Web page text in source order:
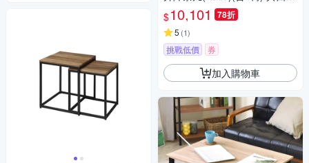
120X60X54cm
$10,101 78折
5 (1)
挑戰低價 券
加入購物車